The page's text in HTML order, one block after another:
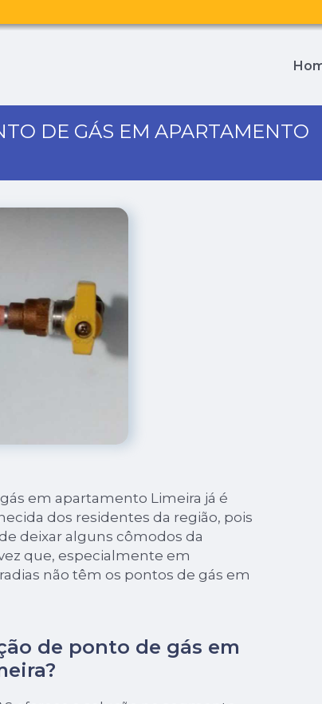
DE GÁS EM APARTAMENTO
em apartamento Limeira já é
dos residentes da região, pois
deixar alguns cômodos da
que, especialmente em
não têm os pontos de gás em
de ponto de gás em